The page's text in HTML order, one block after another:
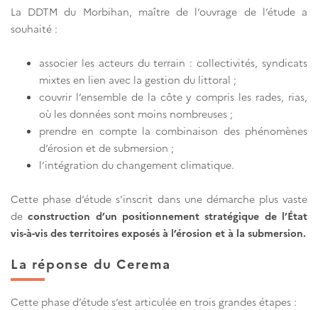
La DDTM du Morbihan, maître de l’ouvrage de l’étude a
souhaité :
associer les acteurs du terrain : collectivités, syndicats
mixtes en lien avec la gestion du littoral ;
couvrir l’ensemble de la côte y compris les rades, rias,
où les données sont moins nombreuses ;
prendre en compte la combinaison des phénomènes
d’érosion et de submersion ;
l’intégration du changement climatique.
Cette phase d’étude s’inscrit dans une démarche plus vaste
de construction d’un positionnement stratégique de l’État
vis-à-vis des territoires exposés à l’érosion et à la submersion.
La réponse du Cerema
Cette phase d’étude s’est articulée en trois grandes étapes :